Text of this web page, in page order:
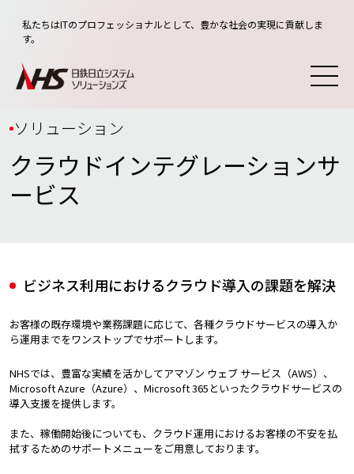
私たちはITのプロフェッショナルとして、豊かな社会の実現に貢献しま
す。
ソリューション
クラウドインテグレーションサ
ービス
ビジネス利用におけるクラウド導入の課題を解決
お客様の既存環境や業務課題に応じて、各種クラウドサービスの導入か
ら運用までをワンストップでサポートします。
NHSでは、豊富な実績を活かしてアマゾン ウェブ サービス（AWS）、
Microsoft Azure（Azure）、Microsoft 365といったクラウドサービスの
導入支援を提供します。
また、稼働開始後についても、クラウド運用におけるお客様の不安を払
拭するためのサポートメニューをご用意しております。